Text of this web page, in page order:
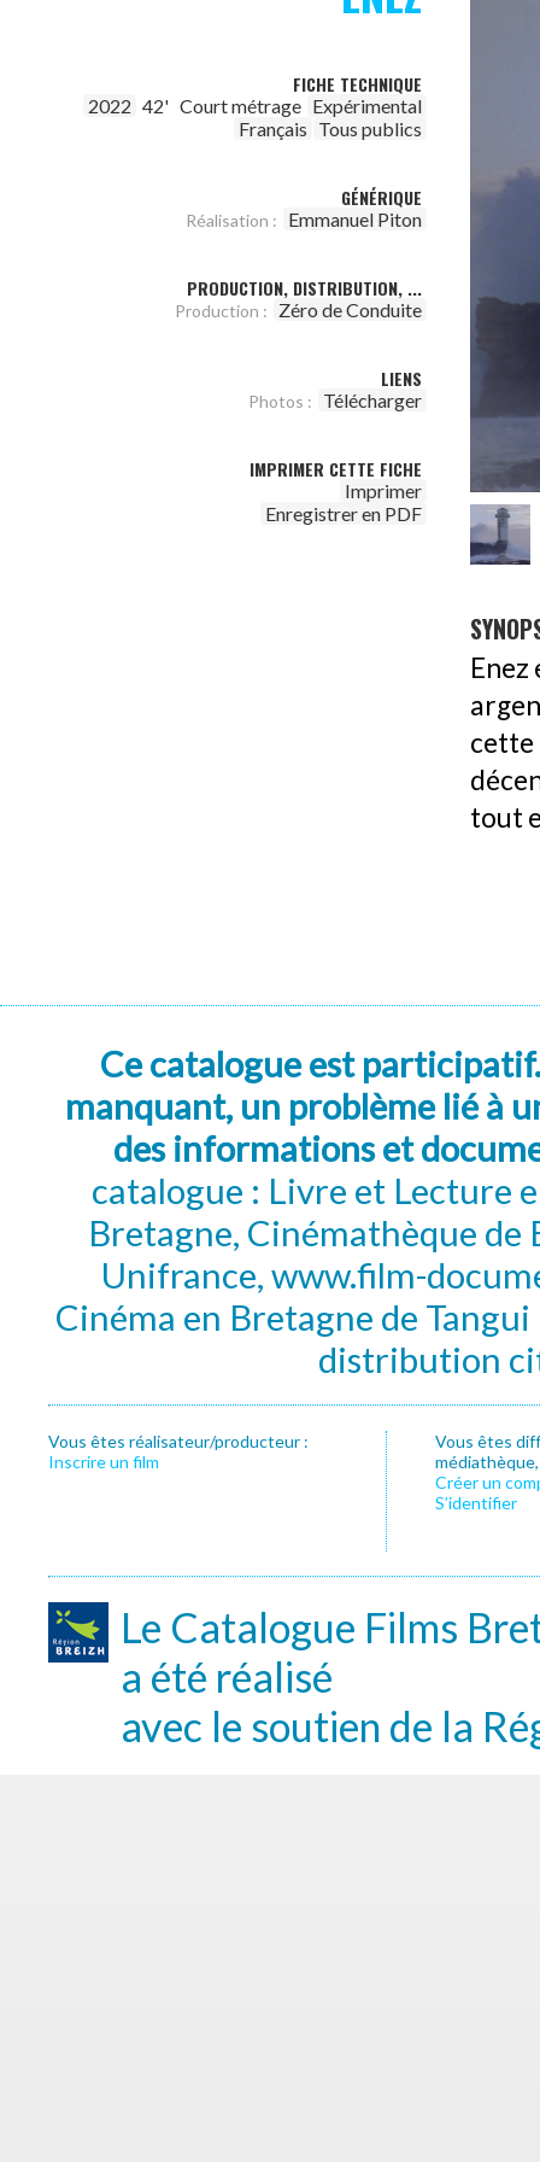
FICHE TECHNIQUE
2022 42' Court métrage Expérimental
Français Tous publics
GÉNÉRIQUE
Réalisation : Emmanuel Piton
PRODUCTION, DISTRIBUTION, ...
Production : Zéro de Conduite
LIENS
Photos : Télécharger
IMPRIMER CETTE FICHE
Imprimer
Enregistrer en PDF
cette
tout
Ce catalogue est
manquant, un problème lié à
des informations et
catalogue : Livre et Lecture
Bretagne, Cinémathèque de
Unifrance, www.film-
Cinéma en Bretagne de
distribution
Vous êtes réalisateur/producteur :
Inscrire un film
Vous êtes
Créer un
S’identifier
Le Catalogue Films
a été réalisé
avec le soutien de la